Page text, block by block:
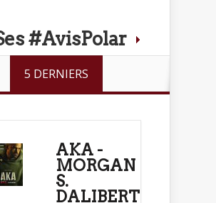
#AvisPolar
5 DERNIERS
AKA -
MORGAN
S.
DALIBERT